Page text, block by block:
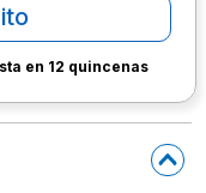
en 12 quincenas